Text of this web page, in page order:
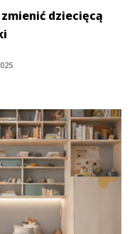
dziecięcą